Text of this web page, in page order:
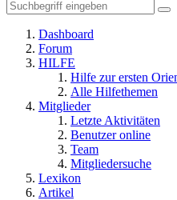
Dashboard
Forum
HILFE
Hilfe zur ersten
Alle Hilfethemen
Mitglieder
Letzte Aktivitäten
Benutzer online
Team
Mitgliedersuche
Lexikon
Artikel